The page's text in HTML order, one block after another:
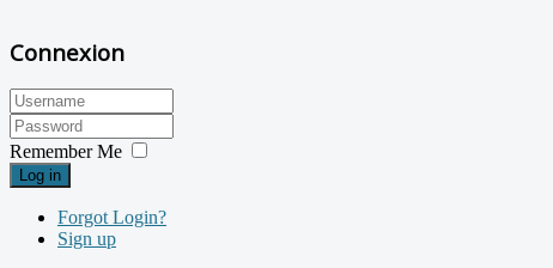
Connexion
Remember Me
Log in
Forgot Login?
Sign up